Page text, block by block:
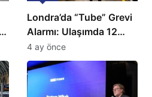
Londra’da “Tube” Grevi
Alarmı: Ulaşımda 12
Günlük Kaos Kapıda
4 ay önce